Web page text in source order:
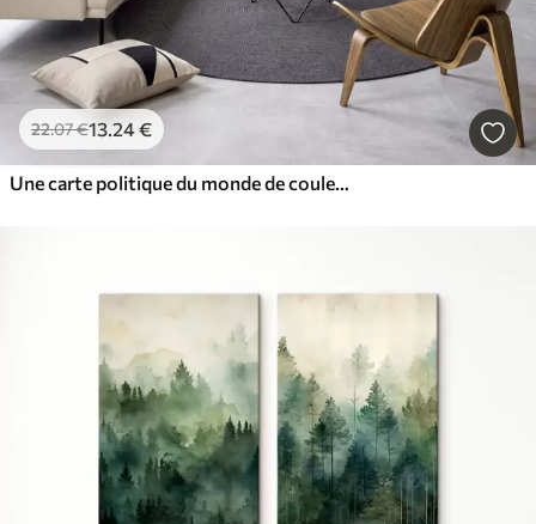
22.07€13.24€
Une carte politique du monde de couleur marron, avec des drapeaux en français